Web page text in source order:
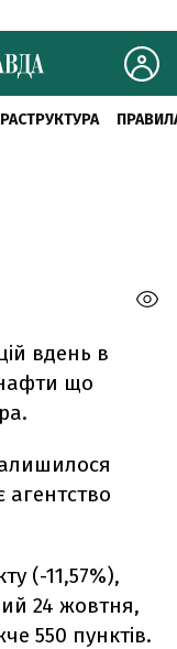
вдень в
що
агентство
(-11,57%),
24 жовтня,
550 пунктів.